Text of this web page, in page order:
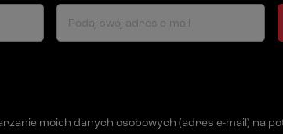
Podaj swój adres e-mail
moich danych osobowych (adres e-mail) na